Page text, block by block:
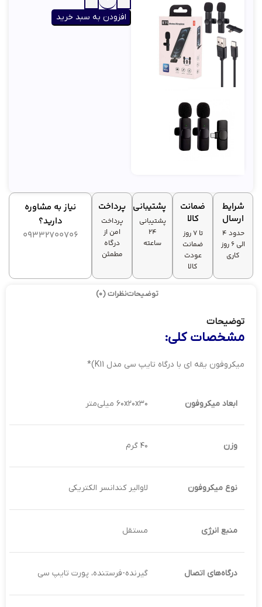
افزودن به سبد خرید
شرایط
ارسال
حدود 4
الی 6 روز
کاری
ضمانت
کالا
تا ۷ روز
ضمانت
عودت
کالا
پشتیبانی
پشتیبانی
۲۴
ساعته
پرداخت
پرداخت
امن از
درگاه
مطمئن
نیاز به مشاوره
دارید؟
09332700706
توضیحاتنظرات (0)
توضیحات
مشخصات کلی:
میکروفون یقه ای با درگاه تایپ سی مدل K11)*
ابعاد میکروفون ۶۰x۲۰x۳۰ میلی‌متر
وزن ۴۰ گرم
نوع میکروفون لاوالیر کندانسر الکتریکی
منبع انرژی مستقل
درگاه‌های اتصال گیرنده-فرستنده، پورت تایپ سی